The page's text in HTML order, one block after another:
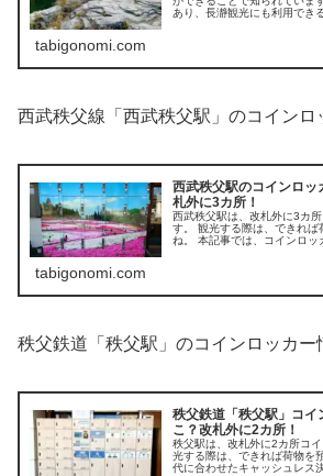
あり、長瀞観光にも利用でき
tabigonomi.com
西武秩父線「西武秩父駅」のコインロ
西武秩父駅のコインロッ
札外に3カ所！
西武秩父駅は、改札外に3カ
す。 観光する際は、できれば
ね。 本記事では、コインロ
tabigonomi.com
秩父鉄道「秩父駅」のコインロッカー
秩父鉄道「秩父駅」コイ
こ？改札外に2カ所！
秩父駅は、改札外に2カ所コ
光する際は、できれば荷物を
代に合わせたキャッシュレス